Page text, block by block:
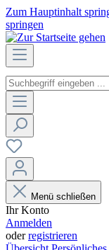
Zum Hauptinhalt
springen
Menü schließen
Ihr Konto
Anmelden
oderregistrieren